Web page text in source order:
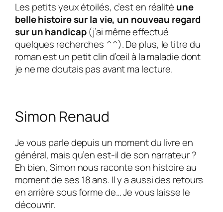
Les petits yeux étoilés, c’est en réalité une
belle histoire sur la vie, un nouveau regard
sur un handicap(j’ai même effectué
quelques recherches ^^). De plus, le titre du
roman est un petit clin d’œil à la maladie dont
je ne me doutais pas avant ma lecture.
Simon Renaud
Je vous parle depuis un moment du livre en
général, mais qu’en est-il de son narrateur ?
Eh bien, Simon nous raconte son histoire au
moment de ses 18 ans. Il y a aussi des retours
en arrière sous forme de… Je vous laisse le
découvrir.